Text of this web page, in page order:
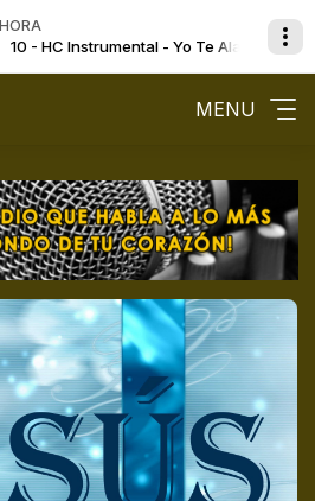
- HC Instrumental - Yo Te Alabo
MENU